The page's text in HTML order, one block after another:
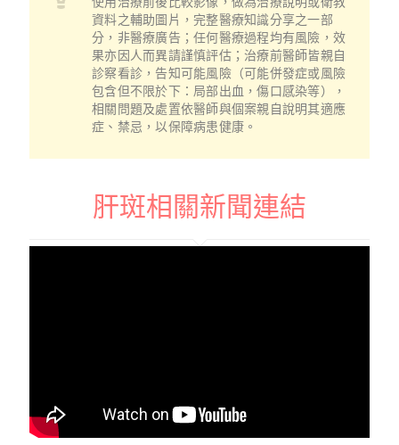
資料之輔助圖片，完整醫療知識分享之一部
分，非醫療廣告；任何醫療過程均有風險，效
果亦因人而異請謹慎評估；治療前醫師皆親自
診察看診，告知可能風險（可能併發症或風險
包含但不限於下：局部出血，傷口感染等），
相關問題及處置依醫師與個案親自說明其適應
症、禁忌，以保障病患健康。
肝斑相關新聞連結